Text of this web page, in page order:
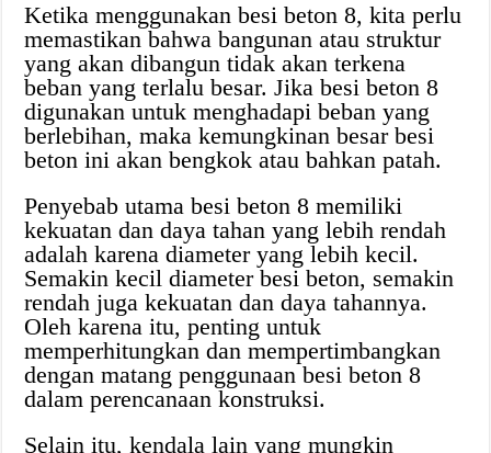
Ketika menggunakan besi beton 8, kita perlu
memastikan bahwa bangunan atau struktur
yang akan dibangun tidak akan terkena
beban yang terlalu besar. Jika besi beton 8
digunakan untuk menghadapi beban yang
berlebihan, maka kemungkinan besar besi
beton ini akan bengkok atau bahkan patah.
Penyebab utama besi beton 8 memiliki
kekuatan dan daya tahan yang lebih rendah
adalah karena diameter yang lebih kecil.
Semakin kecil diameter besi beton, semakin
rendah juga kekuatan dan daya tahannya.
Oleh karena itu, penting untuk
memperhitungkan dan mempertimbangkan
dengan matang penggunaan besi beton 8
dalam perencanaan konstruksi.
Selain itu, kendala lain yang mungkin